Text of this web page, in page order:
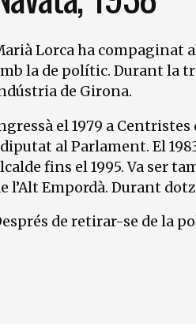
Lorca ha compaginat
la de polític. Durant la
de Girona.
el 1979 a
al Parlament. El
fins el 1995. Va ser
l’Alt Empordà. Durant
de retirar-se de la